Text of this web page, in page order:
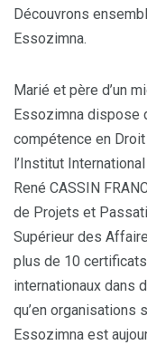
Découvrons
Essozimna.
Marié et père d’un
Essozimna dispose
compétence en Droit
l’Institut
René CASSIN
de Projets et
Supérieur des
plus de 10
internationaux dans
qu’en organisations
Essozimna est